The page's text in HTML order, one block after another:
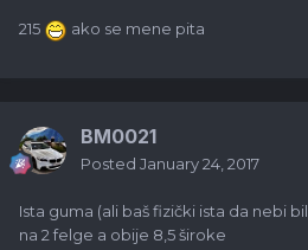
215 ako se mene pita
BM0021
Posted January 24, 2017
Ista guma (ali baš fizički ista da nebi
na 2 felge a obije 8,5 široke